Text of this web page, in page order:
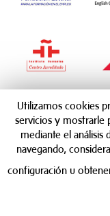
Utilizamos cookies
servicios y mostrarle
mediante el análisis
navegando,
configuración u